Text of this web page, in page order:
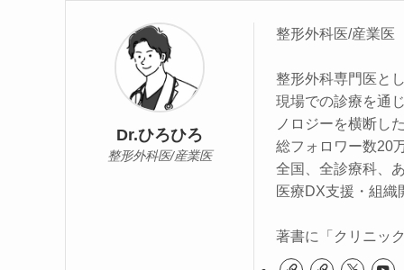
Dr.ひろひろ
整形外科医/産業医
整形外科医/産業医
整形外科専門医と
現場での診療を通
ノロジーを横断し
総フォロワー数20
全国、全診療科、
医療DX支援・組織
著書に「クリニッ